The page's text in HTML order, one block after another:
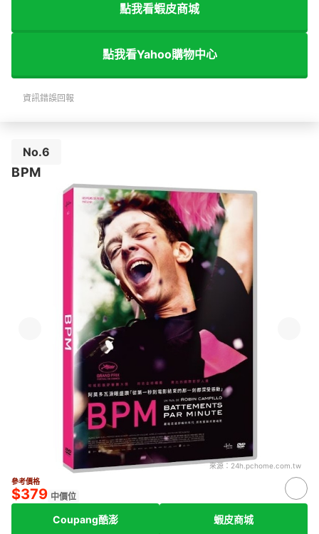
點我看蝦皮商城
點我看Yahoo購物中心
資訊錯誤回報
No.6
BPM
來源： 24h.pchome.com.tw
參考價格
$379 中價位
Coupang酷澎 蝦皮商城